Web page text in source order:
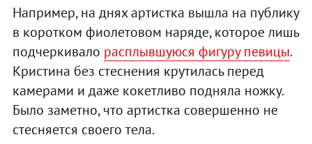
Например, на днях артистка вышла на публику
в коротком фиолетовом наряде, которое лишь
подчеркивало расплывшуюся фигуру певицы.
Кристина без стеснения крутилась перед
камерами и даже кокетливо подняла ножку.
Было заметно, что артистка совершенно не
стесняется своего тела.